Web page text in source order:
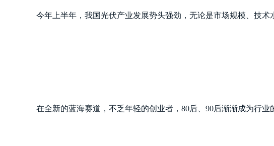
今年上半年，我国光伏产业发展势头强劲，无论是市场规模、技
在全新的蓝海赛道，不乏年轻的创业者，80后、90后渐渐成为行业